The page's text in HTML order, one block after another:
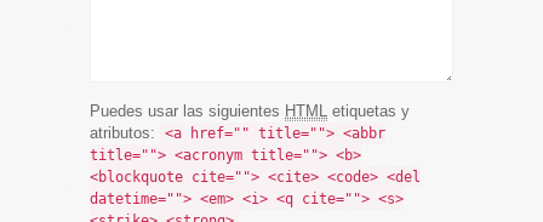
Puedes usar las siguientes HTML
etiquetas y
atributos:
<a href="" title=""> <abbr
title=""> <acronym title=""> <b>
<blockquote cite=""> <cite> <code> <del
datetime=""> <em> <i> <q cite=""> <s>